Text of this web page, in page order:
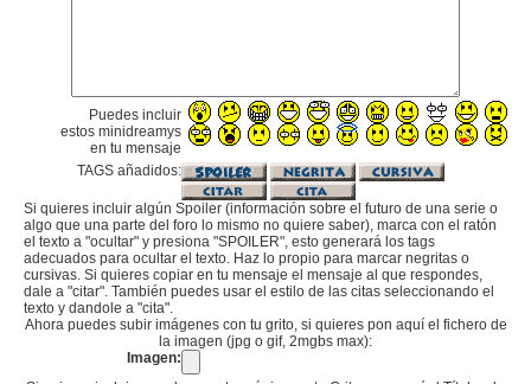
Puedes incluir
estos minidreamys
en tu mensaje
TAGS añadidos:
Si quieres incluir algún Spoiler (información sobre el futuro de una serie o
algo que una parte del foro lo mismo no quiere saber), marca con el ratón
el texto a "ocultar" y presiona "SPOILER", esto generará los tags
adecuados para ocultar el texto. Haz lo propio para marcar negritas o
cursivas. Si quieres copiar en tu mensaje el mensaje al que respondes,
dale a "citar". También puedes usar el estilo de las citas seleccionando el
texto y dandole a "cita".
Ahora puedes subir imágenes con tu grito, si quieres pon aquí el fichero de
la imagen (jpg o gif, 2mgbs max):
Imagen: